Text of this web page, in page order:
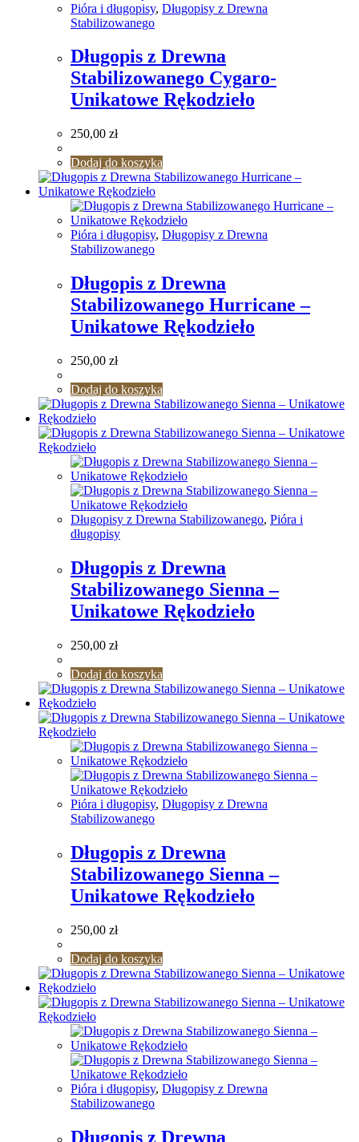
Pióra i długopisy, Długopisy z Drewna
Stabilizowanego
Długopis z Drewna
Stabilizowanego Cygaro-
Unikatowe Rękodzieło
250,00 zł
Dodaj do koszyka
Pióra i długopisy, Długopisy z Drewna
Stabilizowanego
Długopis z Drewna
Stabilizowanego Hurricane –
Unikatowe Rękodzieło
250,00 zł
Dodaj do koszyka
Długopisy z Drewna Stabilizowanego, Pióra i
długopisy
Długopis z Drewna
Stabilizowanego Sienna –
Unikatowe Rękodzieło
250,00 zł
Dodaj do koszyka
Pióra i długopisy, Długopisy z Drewna
Stabilizowanego
Długopis z Drewna
Stabilizowanego Sienna –
Unikatowe Rękodzieło
250,00 zł
Dodaj do koszyka
Pióra i długopisy, Długopisy z Drewna
Stabilizowanego
Długopis z Drewna